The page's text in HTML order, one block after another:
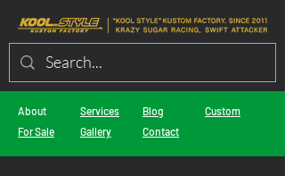
About
For Sale
Services
Gallery
Blog
Contact
Custom